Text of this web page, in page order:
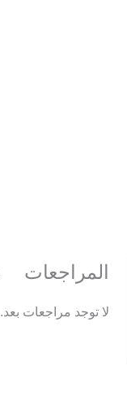
المراجعات
لا توجد مراجعات بعد.